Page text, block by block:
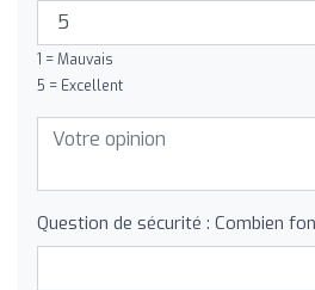
1 = Mauvais
5 = Excellent
Question de sécurité : Combien